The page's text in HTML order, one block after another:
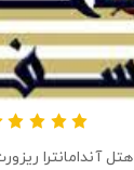
هتل آندامانترا